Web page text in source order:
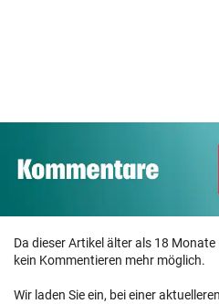
Da dieser Artikel älter als 18
kein Kommentieren mehr möglich.
Wir laden Sie ein, bei einer